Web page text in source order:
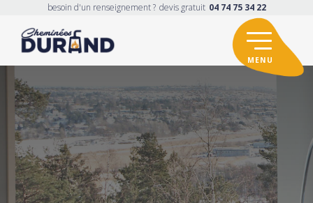
besoin d'un renseignement ? devis gratuit 04 74 75 34 22